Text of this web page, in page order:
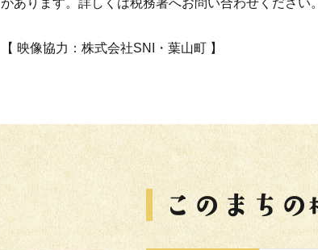
【 映像協力：株式会社SNI・葉山町 】